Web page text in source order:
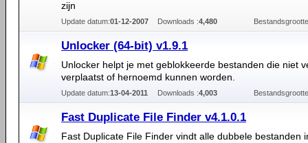
zijn
Update datum:01-12-2007 Downloads :4,480
Unlocker (64-bit) v1.9.1
Unlocker helpt je met geblokkeerde bestanden die niet
verplaatst of hernoemd kunnen worden.
Update datum:13-04-2011 Downloads :4,003
Fast Duplicate File Finder v4.1.0.1
Fast Duplicate File Finder vindt alle dubbele bestanden